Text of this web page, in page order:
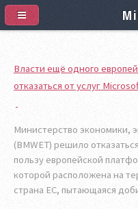
Власти ещё одного
отказаться от услуг
Министерство экономики,
(BMWET) решило
пользу европейской
которой расположена на
страна ЕС, пытающаяся